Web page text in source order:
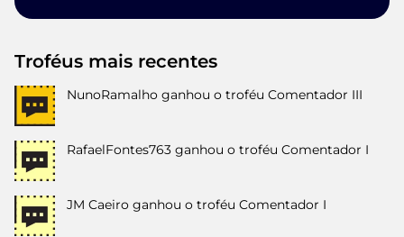
Troféus mais recentes
NunoRamalho ganhou o troféu Comentador III
RafaelFontes763 ganhou o troféu Comentador I
JM Caeiro ganhou o troféu Comentador I